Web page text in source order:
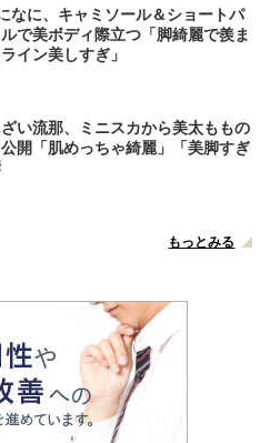
なに、キャミソール＆ショートパ
で美ボディ際立つ「脚綺麗で羨ま
イン美しすぎ」
い流那、ミニスカから美太ももの
開「肌めっちゃ綺麗」「美脚すぎ
もっとみる